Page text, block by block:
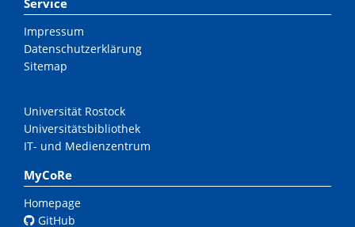
Service
Impressum
Datenschutzerklärung
Sitemap
Universität Rostock
Universitätsbibliothek
IT- und Medienzentrum
MyCoRe
Homepage
GitHub